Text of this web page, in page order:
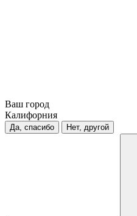
Ваш город
Калифорния
Да, спасибо Нет, другой